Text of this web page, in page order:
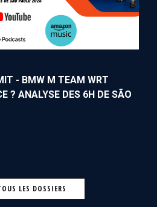
- BMW M TEAM WRT
? ANALYSE DES 6H DE SÃO
LES DOSSIERS